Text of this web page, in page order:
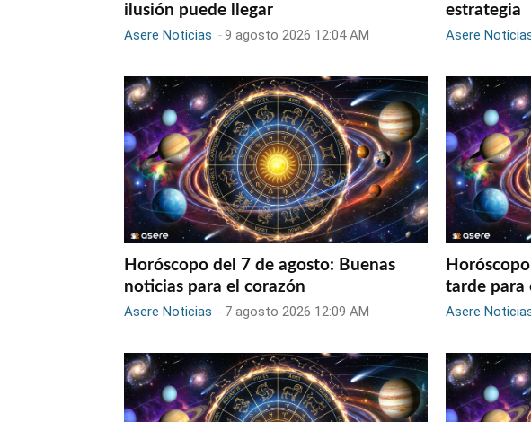
ilusión puede llegar
Asere Noticias -9 agosto 2026 12:04 AM
estrategia
Asere
Horóscopo del 7 de agosto: Buenas
noticias para el corazón
Asere Noticias - 7 agosto 2026 12:09 AM
tarde para
Asere